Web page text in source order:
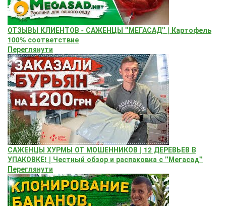
ОТЗЫВЫ КЛИЕНТОВ - САЖЕНЦЫ "МЕГАСАД" | Картофель
100% соответствие
Переглянути
САЖЕНЦЫ ХУРМЫ ОТ МОШЕННИКОВ | 12 ДЕРЕВЬЕВ В
УПАКОВКЕ! | Честный обзор и распаковка с "Мегасад"
Переглянути